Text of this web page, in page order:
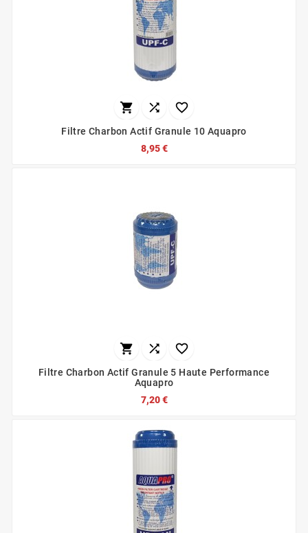
  
Filtre Charbon Actif Granule 10 Aquapro
8,95 €
  
Filtre Charbon Actif Granule 5 Haute Performance
Aquapro
7,20 €